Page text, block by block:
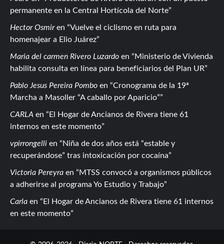
permanente en la Central Hortícola del Norte
Hector Osmiren
Vuelve el ciclismo en ruta para
homenajear a Elio Juárez
Maria del carmen Rivero Luzardo en
Ministerio de Vivienda
habilita consulta en línea para beneficiarios del Plan UR
Pablo Jesus Pereira Pombo en
Cronograma de la 19ª
Marcha a Masoller “A caballo por Aparicio”
CARLA en
El Hogar de Ancianos de Rivera tiene 61
internos en este momento
vpirrongelli en
Niña de dos años está “estable y
recuperándose” tras intoxicación por cocaína
Victoria Pereyra en
MTSS convocó a organismos públicos
a adherirse al programa Yo Estudio y Trabajo
Carla en
El Hogar de Ancianos de Rivera tiene 61 internos
en este momento